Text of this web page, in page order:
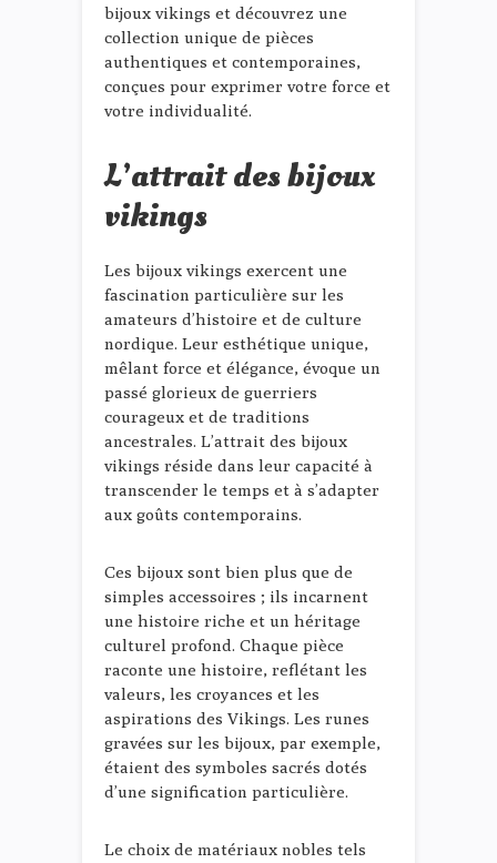
bijoux vikings et découvrez une
collection unique de pièces
authentiques et contemporaines,
conçues pour exprimer votre force et
votre individualité.
L’attrait des bijoux
vikings
Les bijoux vikings exercent une
fascination particulière sur les
amateurs d’histoire et de culture
nordique. Leur esthétique unique,
mêlant force et élégance, évoque un
passé glorieux de guerriers
courageux et de traditions
ancestrales. L’attrait des bijoux
vikings réside dans leur capacité à
transcender le temps et à s’adapter
aux goûts contemporains.
Ces bijoux sont bien plus que de
simples accessoires ; ils incarnent
une histoire riche et un héritage
culturel profond. Chaque pièce
raconte une histoire, reflétant les
valeurs, les croyances et les
aspirations des Vikings. Les runes
gravées sur les bijoux, par exemple,
étaient des symboles sacrés dotés
d’une signification particulière.
Le choix de matériaux nobles tels